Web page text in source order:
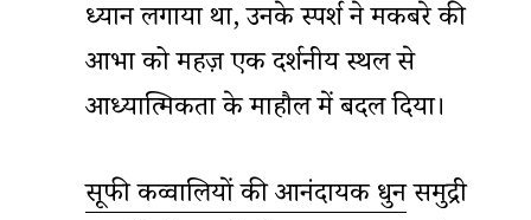
ध्यान लगाया था, उनके स्पर्श ने मकबरे की
आभा को महज़ एक दर्शनीय स्थल से
आध्यात्मिकता के माहौल में बदल दिया।
सूफी कव्वालियों की आनंदायक धुनसमुद्री